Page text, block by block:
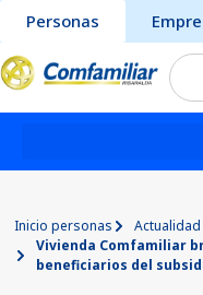
Personas
Inicio personas
Actualidad
Vivienda Comfamiliar
beneficiarios del